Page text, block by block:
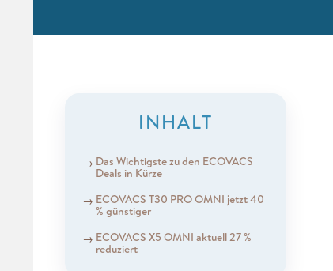
INHALT
Das Wichtigste zu den ECOVACS
Deals in Kürze
ECOVACS T30 PRO OMNI jetzt 40
% günstiger
ECOVACS X5 OMNI aktuell 27 %
reduziert